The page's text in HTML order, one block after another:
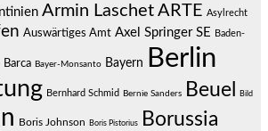
Armin Laschet ARTE Asylrecht
Auswärtiges Amt Axel Springer SE Baden-
Barca Bayer-Monsanto Bayern Berlin
Bernhard Schmid Bernie Sanders Beuel Bild
Boris Johnson Boris Pistorius
Borussia